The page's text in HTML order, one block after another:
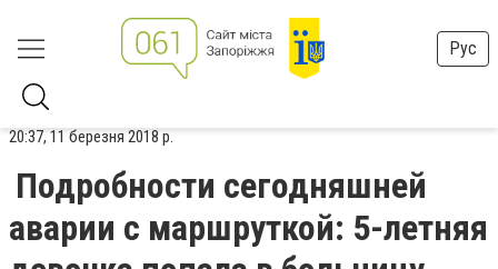
Рус
20:37, 11 березня 2018 р.
Подробности сегодняшней
аварии с маршруткой: 5-летняя